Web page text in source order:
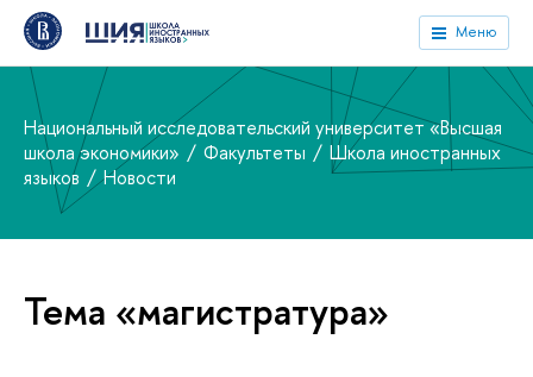
Меню
Национальный исследовательский университет «Высшая
школа экономики»
Факультеты
Школа иностранных
языков
Новости
Тема «магистратура»